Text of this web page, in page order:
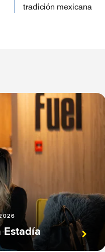
tradición mexicana
Estadía